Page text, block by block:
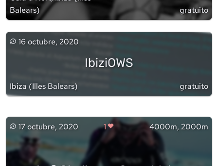
Balears) gratuito
16 octubre, 2020
IbiziOWS
Ibiza (Illes Balears) gratuito
17 octubre, 2020 1 4000m, 2000m